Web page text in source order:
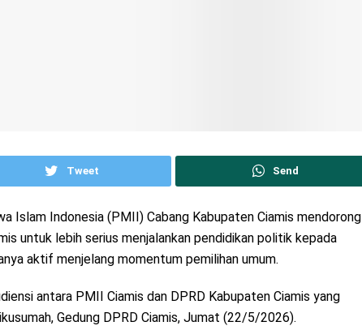
Tweet Send
Islam Indonesia (PMII) Cabang Kabupaten Ciamis mendorong
untuk lebih serius menjalankan pendidikan politik kepada
aktif menjelang momentum pemilihan umum.
antara PMII Ciamis dan DPRD Kabupaten Ciamis yang
Gedung DPRD Ciamis, Jumat (22/5/2026).